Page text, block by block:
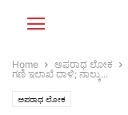
Home ಅಪರಾಧ ಲೋಕ
ಗಣಿ ಇಲಾಖೆ ದಾಳಿ; ನಾಲ್ಕು...
ಅಪರಾಧ ಲೋಕ